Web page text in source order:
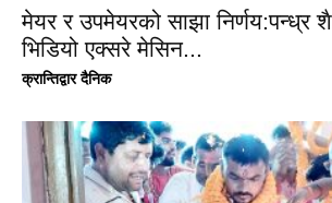
मेयर र उपमेयरको साझा निर्णय:पन्ध्र
भिडियो एक्सरे मेसिन...
क्रान्तिद्वार दैनिक